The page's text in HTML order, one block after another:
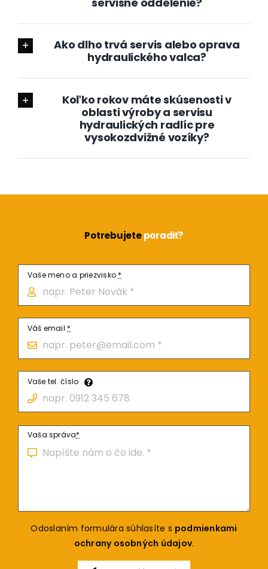
Ako dlho trvá servis alebo oprava
hydraulického valca?
Koľko rokov máte skúsenosti v
oblasti výroby a servisu
hydraulických radlíc pre
vysokozdvižné vozíky?
Potrebujeteporadiť?
Vaše meno a priezvisko *
Váš email *
Vaše tel. číslo
Vaša správa*
Odoslaním formulára súhlasíte s podmienkami
ochrany osobných údajov.